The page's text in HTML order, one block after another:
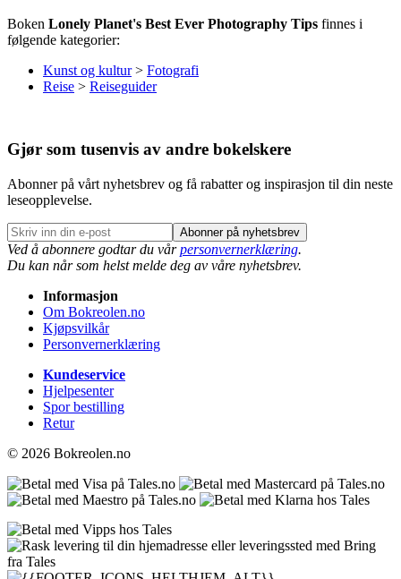
Boken Lonely Planet's Best Ever Photography Tips finnes i
følgende kategorier:
Kunst og kultur > Fotografi
Reise > Reiseguider
Gjør som tusenvis av andre bokelskere
Abonner på vårt nyhetsbrev og få rabatter og inspirasjon til din neste
leseopplevelse.
Abonner på nyhetsbrev
Ved å abonnere godtar du vårpersonvernerklæring.
Du kan når som helst melde deg av våre nyhetsbrev.
Informasjon
Om Bokreolen.no
Kjøpsvilkår
Personvernerklæring
Kundeservice
Hjelpesenter
Spor bestilling
Retur
© 2026 Bokreolen.no